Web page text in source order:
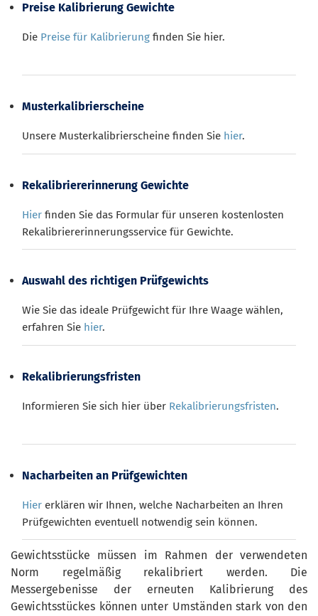
Preise Kalibrierung Gewichte
Die Preise für Kalibrierung finden Sie hier.
Musterkalibrierscheine
Unsere Musterkalibrierscheine finden Sie hier.
Rekalibriererinnerung Gewichte
Hier finden Sie das Formular für unseren kostenlosten
Rekalibriererinnerungsservice für Gewichte.
Auswahl des richtigen Prüfgewichts
Wie Sie das ideale Prüfgewicht für Ihre Waage wählen,
erfahren Sie hier.
Rekalibrierungsfristen
Informieren Sie sich hier über Rekalibrierungsfristen.
Nacharbeiten an Prüfgewichten
Hier erklären wir Ihnen, welche Nacharbeiten an Ihren
Prüfgewichten eventuell notwendig sein können.
Gewichtsstücke müssen im Rahmen der verwendeten
Norm regelmäßig rekalibriert werden. Die
Messergebenisse der erneuten Kalibrierung des
Gewichtsstückes können unter Umständen stark von den